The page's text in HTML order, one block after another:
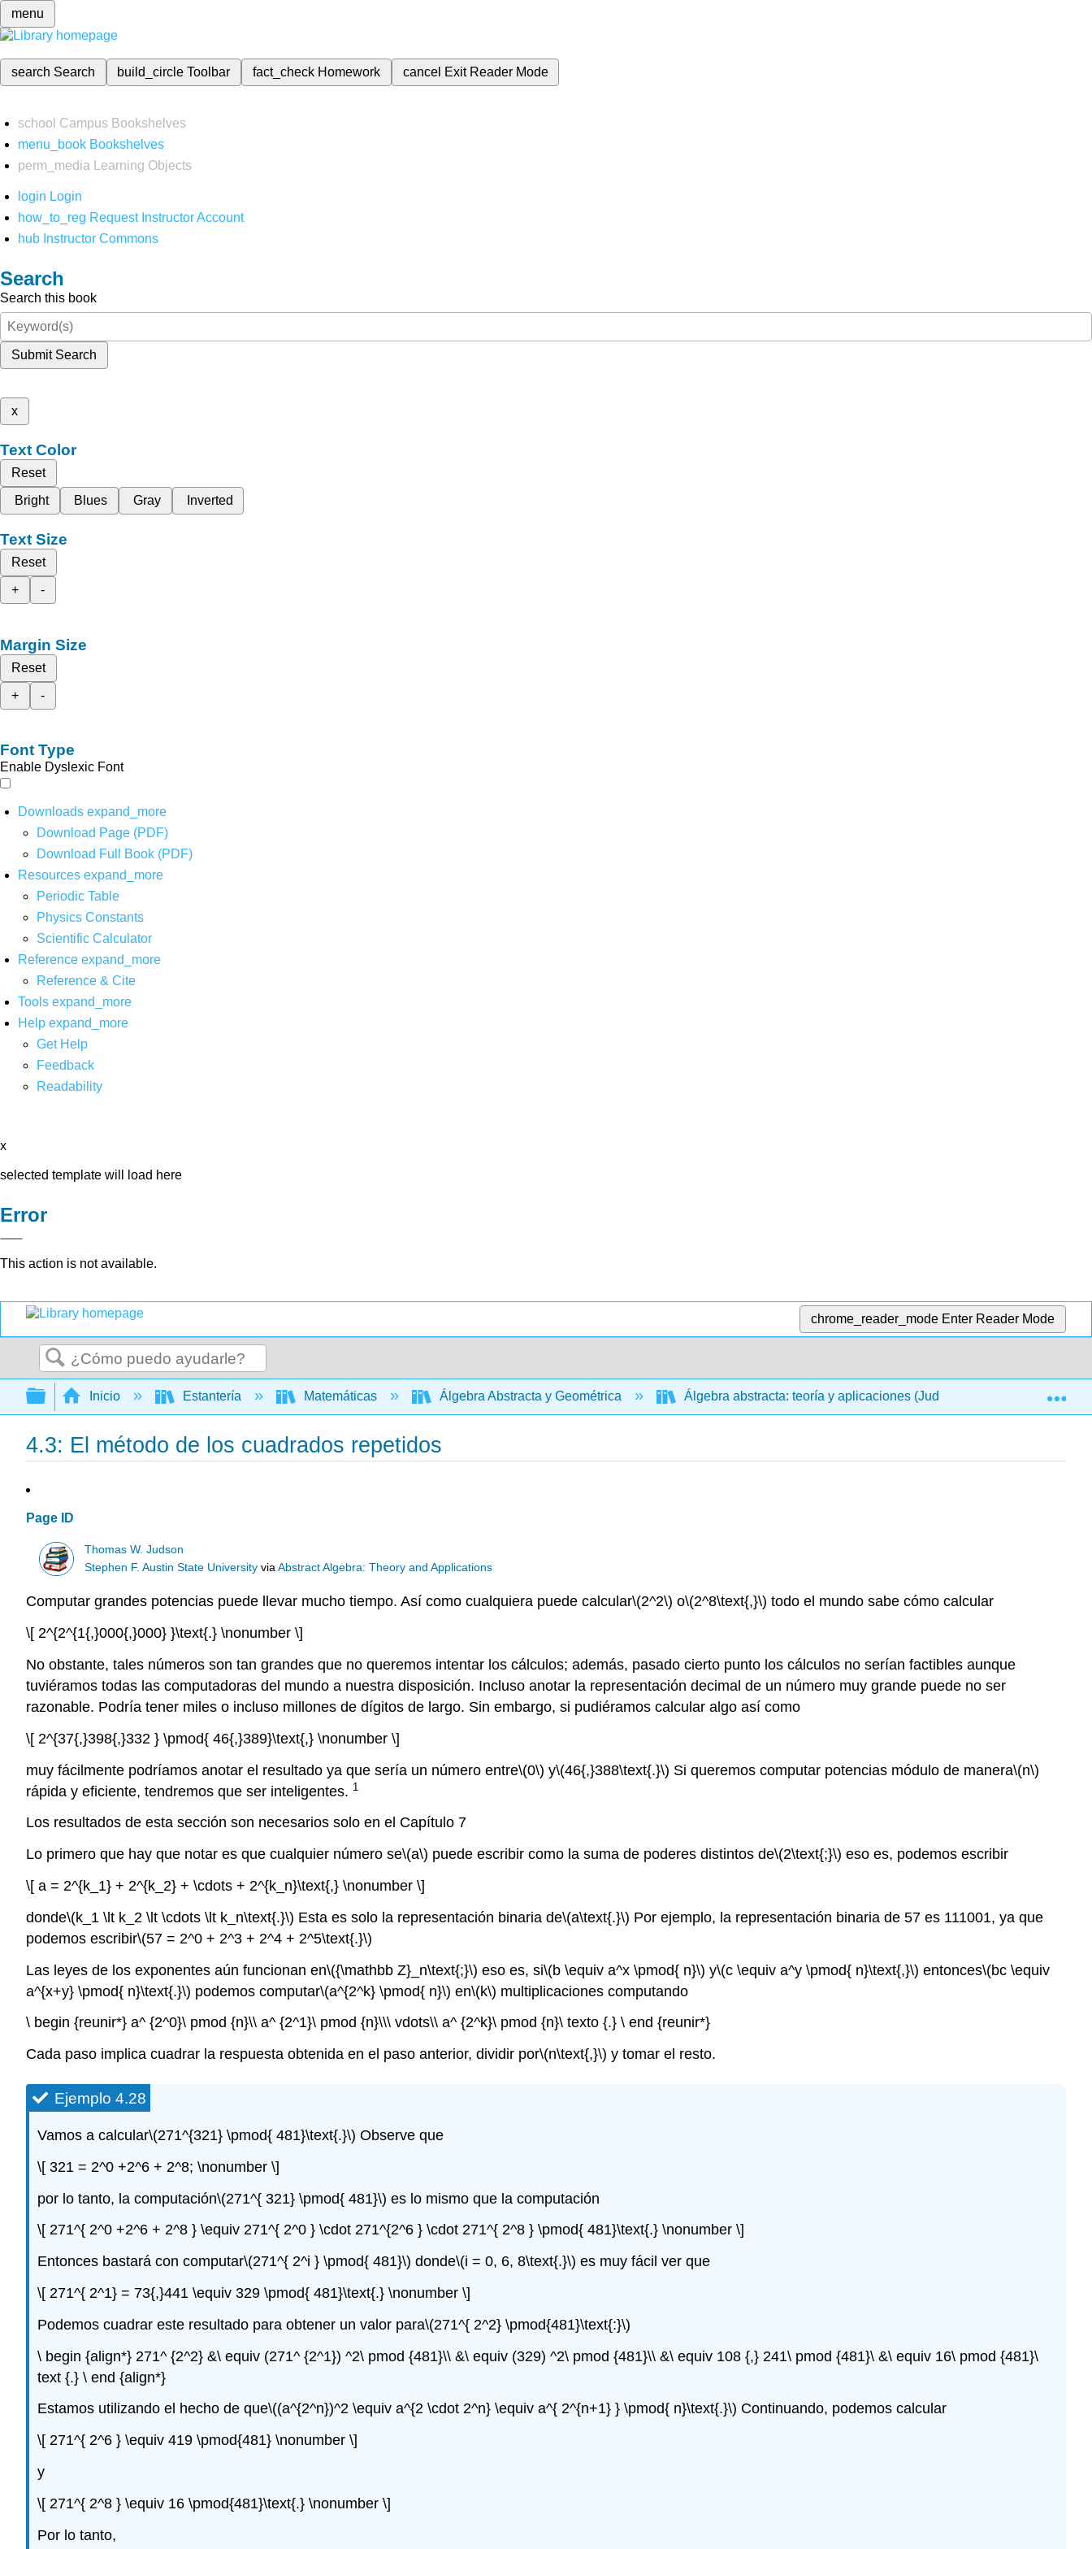
menu
search Search build_circleToolbar fact_check Homework cancel Exit Reader Mode
school Campus Bookshelves
menu_book Bookshelves
perm_media
Learning Objects
login Login
how_to_reg Request Instructor Account
hub Instructor Commons
Search
Search this book
Submit Search
x
Text Color
Reset
Bright
Blues Gray Inverted
Text Size
Reset
+
-
Margin Size
Reset
+
-
Font Type
Enable Dyslexic Font
Downloads expand_more
Download Page (PDF)
Download Full Book (PDF)
Resources expand_more
Periodic Table
Physics Constants
Scientific Calculator
Reference expand_more
Reference & Cite
Tools expand_more
Help expand_more
Get Help
Feedback
Readability
x
selected template will load here
Error
This action is not available.
chrome_reader_mode Enter Reader Mode
Buscar
Expandir/contraer jerarquía global
Inicio Estantería Matemáticas Álgebra Abstracta y Geométrica Álgebra abstracta: teoría y aplicaciones (Judson) 4: Grupos
4.3: El método de los cuadrados repetidos
Page ID
Thomas W. Judson
Stephen F. Austin State University viaAbstract Algebra: Theory and Applications
Computar grandes potencias puede llevar mucho tiempo. Así como cualquiera puede calcular\(2^2\) o\(2^8\text{,}\) todo el mundo sabe cómo calcular
\[ 2^{2^{1{,}000{,}000} }\text{.} \nonumber \]
No obstante, tales números son tan grandes que no queremos intentar los cálculos; además, pasado cierto punto los cálculos no serían factibles aunque
tuviéramos todas las computadoras del mundo a nuestra disposición. Incluso anotar la representación decimal de un número muy grande puede no ser
razonable. Podría tener miles o incluso millones de dígitos de largo. Sin embargo, si pudiéramos calcular algo así como
\[ 2^{37{,}398{,}332 } \pmod{ 46{,}389}\text{,} \nonumber \]
muy fácilmente podríamos anotar el resultado ya que sería un número entre\(0\) y\(46{,}388\text{.}\) Si queremos computar potencias módulo de manera\(n\)
rápida y eficiente, tendremos que ser inteligentes. 1
Los resultados de esta sección son necesarios solo en el Capítulo 7
Lo primero que hay que notar es que cualquier número se\(a\) puede escribir como la suma de poderes distintos de\(2\text{;}\) eso es, podemos escribir
\[ a = 2^{k_1} + 2^{k_2} + \cdots + 2^{k_n}\text{,} \nonumber \]
donde\(k_1 \lt k_2 \lt \cdots \lt k_n\text{.}\) Esta es solo la representación binaria de\(a\text{.}\) Por ejemplo, la representación binaria de 57 es 111001, ya que
podemos escribir\(57 = 2^0 + 2^3 + 2^4 + 2^5\text{.}\)
Las leyes de los exponentes aún funcionan en\({\mathbb Z}_n\text{;}\) eso es, si\(b \equiv a^x \pmod{ n}\) y\(c \equiv a^y \pmod{ n}\text{,}\) entonces\(bc \equiv
a^{x+y} \pmod{ n}\text{.}\) podemos computar\(a^{2^k} \pmod{ n}\) en\(k\) multiplicaciones computando
\ begin {reunir*} a^ {2^0}\ pmod {n}\\ a^ {2^1}\ pmod {n}\\\ vdots\\ a^ {2^k}\ pmod {n}\ texto {.} \ end {reunir*}
Cada paso implica cuadrar la respuesta obtenida en el paso anterior, dividir por\(n\text{,}\) y tomar el resto.
Ejemplo 4.28
Vamos a calcular\(271^{321} \pmod{ 481}\text{.}\) Observe que
\[ 321 = 2^0 +2^6 + 2^8; \nonumber \]
por lo tanto, la computación\(271^{ 321} \pmod{ 481}\) es lo mismo que la computación
\[ 271^{ 2^0 +2^6 + 2^8 } \equiv 271^{ 2^0 } \cdot 271^{2^6 } \cdot 271^{ 2^8 } \pmod{ 481}\text{.} \nonumber \]
Entonces bastará con computar\(271^{ 2^i } \pmod{ 481}\) donde\(i = 0, 6, 8\text{.}\) es muy fácil ver que
\[ 271^{ 2^1} = 73{,}441 \equiv 329 \pmod{ 481}\text{.} \nonumber \]
Podemos cuadrar este resultado para obtener un valor para\(271^{ 2^2} \pmod{481}\text{:}\)
\ begin {align*} 271^ {2^2} &\ equiv (271^ {2^1}) ^2\ pmod {481}\\ &\ equiv (329) ^2\ pmod {481}\\ &\ equiv 108 {,} 241\ pmod {481}\ &\ equiv 16\ pmod {481}\
text {.} \ end {align*}
Estamos utilizando el hecho de que\((a^{2^n})^2 \equiv a^{2 \cdot 2^n} \equiv a^{ 2^{n+1} } \pmod{ n}\text{.}\) Continuando, podemos calcular
\[ 271^{ 2^6 } \equiv 419 \pmod{481} \nonumber \]
y
\[ 271^{ 2^8 } \equiv 16 \pmod{481}\text{.} \nonumber \]
Por lo tanto,